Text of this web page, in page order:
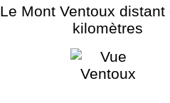
Le Mont Ventoux distant
kilomètres